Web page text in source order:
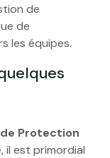
de
de
les équipes.
Protection
il est primordial